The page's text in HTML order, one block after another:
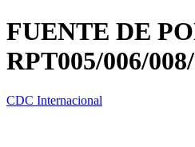
FUENTE DE
RPT005/006/
CDC Internacional